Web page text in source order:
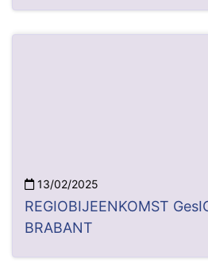
13/02/2025
REGIOBIJEENKOMST
BRABANT